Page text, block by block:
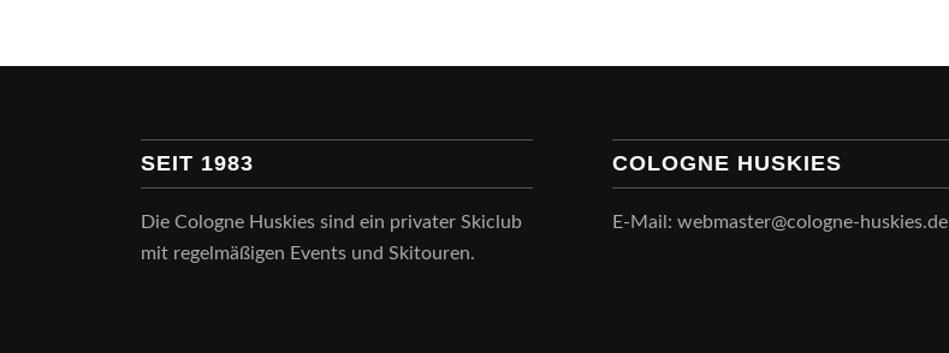
SEIT 1983
Die Cologne Huskies sind ein privater Skiclub
mit regelmäßigen Events und Skitouren.
COLOGNE HUSKIES
E-Mail: webmaster@cologne-huskies.de